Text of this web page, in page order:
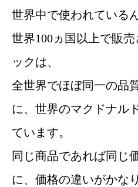
世界中で使われている
世界100ヵ国以上で販
ックは、
全世界でほぼ同一の品
に、世界のマクドナル
ています。
同じ商品であれば同じ
に、価格の違いがかな